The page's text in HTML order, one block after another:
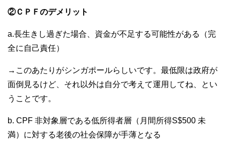
②ＣＰＦのデメリット
a.長生きし過ぎた場合、資金が不足する可能性がある（完
全に自己責任）
→このあたりがシンガポールらしいです。最低限は政府が
面倒見るけど、それ以外は自分で考えて運用してね、とい
うことです。
b. CPF 非対象層である低所得者層（月間所得S$500 未
満）に対する老後の社会保障が手薄となる